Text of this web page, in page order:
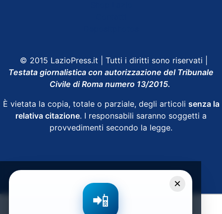
© 2015 LazioPress.it | Tutti i diritti sono riservati |
Testata giornalistica con autorizzazione del Tribunale
Civile di Roma numero 13/2015.
È vietata la copia, totale o parziale, degli articoli senza la
relativa citazione. I responsabili saranno soggetti a
provvedimenti secondo la legge.
×
📲
Condividi